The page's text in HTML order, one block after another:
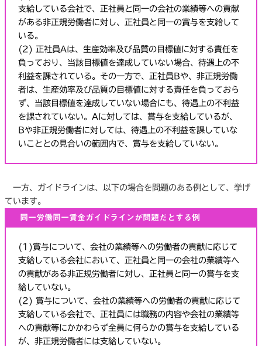
支給している会社で、正社員と同一の会社の業績等への貢献
がある非正規労働者に対し、正社員と同一の賞与を支給して
いる。
(2) 正社員Aは、生産効率及び品質の目標値に対する責任を
負っており、当該目標値を達成していない場合、待遇上の不
利益を課されている。その一方で、正社員Bや、非正規労働
者は、生産効率及び品質の目標値に対する責任を負っておら
ず、当該目標値を達成していない場合にも、待遇上の不利益
を課されていない。Aに対しては、賞与を支給しているが、
Bや非正規労働者に対しては、待遇上の不利益を課していな
いこととの見合いの範囲内で、賞与を支給していない。
一方、ガイドラインは、以下の場合を問題のある例として、挙げ
ています。
同一労働同一賃金ガイドラインが問題だとする例
(1)賞与について、会社の業績等への労働者の貢献に応じて
支給している会社において、正社員と同一の会社の業績等へ
の貢献がある非正規労働者に対し、正社員と同一の賞与を支
給していない。
(2) 賞与について、会社の業績等への労働者の貢献に応じて
支給している会社で、正社員には職務の内容や会社の業績等
への貢献等にかかわらず全員に何らかの賞与を支給している
が、非正規労働者には支給していない。